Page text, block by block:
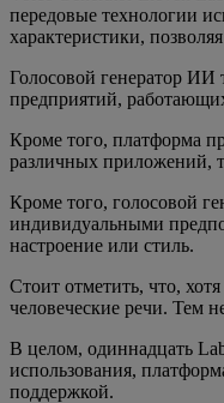
передовые технологии
характеристики,
Голосовой генератор ИИ
предприятий,
Кроме того, платформа
различных приложений,
Кроме того, голосовой
индивидуальными
настроение или стиль.
Стоит отметить, что,
человеческие речи. Тем
В целом, одиннадцать
использования,
поддержкой.